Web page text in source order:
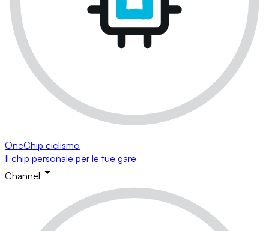
OneChip ciclismo
Il chip personale per le tue gare
Channel